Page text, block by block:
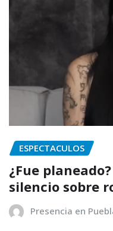
ESPECTACULOS
¿Fue
silencio sobre
Presencia en